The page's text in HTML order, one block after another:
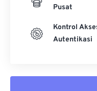
Pusat
Kontrol
Autentikasi